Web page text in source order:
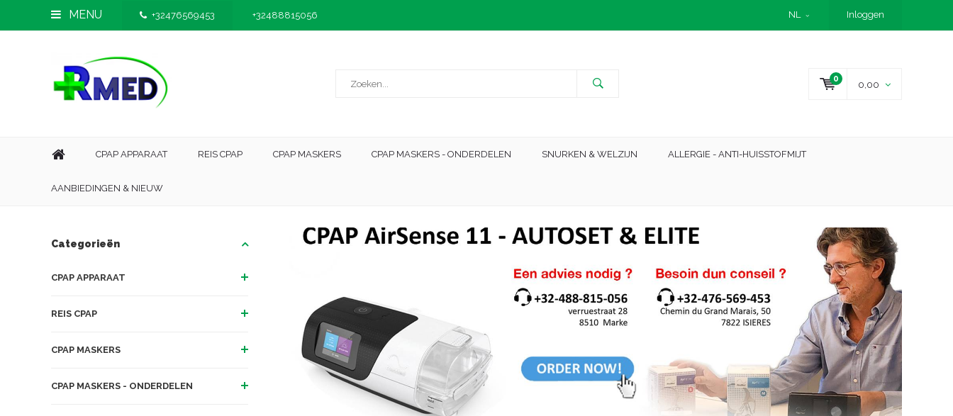
MENU +32476569453 +32488815056 NL Inloggen
0
0,00
CPAP APPARAAT REIS CPAP CPAP MASKERS CPAP MASKERS - ONDERDELEN SNURKEN & WELZIJN ALLERGIE - ANTI-HUISSTOFMIJT
AANBIEDINGEN & NIEUW
Categorieën
CPAP APPARAAT
REIS CPAP
CPAP MASKERS
CPAP MASKERS - ONDERDELEN